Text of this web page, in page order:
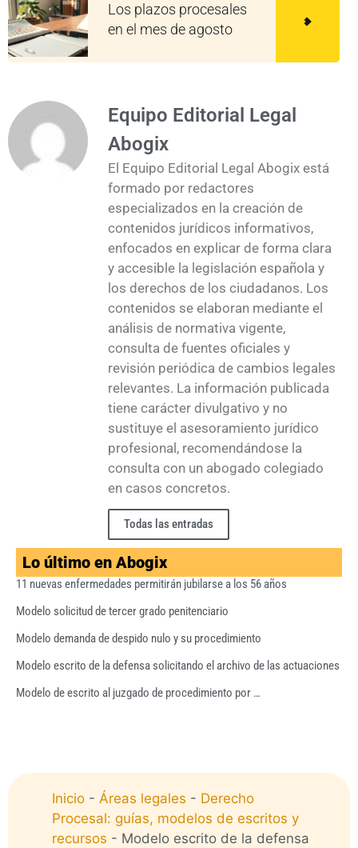
Los plazos procesales
en el mes de agosto
Equipo Editorial Legal
Abogix
El Equipo Editorial Legal Abogix está
formado por redactores
especializados en la creación de
contenidos jurídicos informativos,
enfocados en explicar de forma clara
y accesible la legislación española y
los derechos de los ciudadanos. Los
contenidos se elaboran mediante el
análisis de normativa vigente,
consulta de fuentes oficiales y
revisión periódica de cambios legales
relevantes. La información publicada
tiene carácter divulgativo y no
sustituye el asesoramiento jurídico
profesional, recomendándose la
consulta con un abogado colegiado
en casos concretos.
Todas las entradas
Lo último en Abogix
11 nuevas enfermedades permitirán jubilarse a los 56 años
Modelo solicitud de tercer grado penitenciario
Modelo demanda de despido nulo y su procedimiento
Modelo escrito de la defensa solicitando el archivo de las actuaciones
Modelo de escrito al juzgado de procedimiento por …
Inicio - Áreas legales - Derecho
Procesal: guías, modelos de escritos y
recursos - Modelo escrito de la defensa